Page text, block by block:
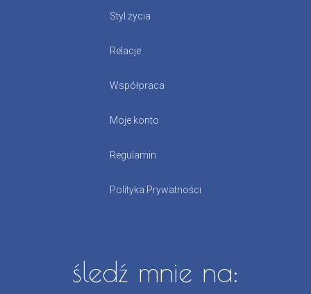
Styl życia
Relacje
Współpraca
Moje konto
Regulamin
Polityka Prywatności
śledź mnie na: